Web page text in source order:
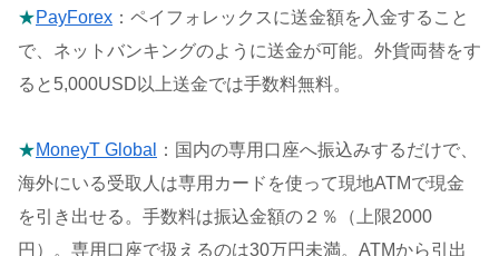
★PayForex ：ペイフォレックスに送金額を入金すること
で、ネットバンキングのように送金が可能。外貨両替をす
ると5,000USD以上送金では手数料無料。
★MoneyT Global
：国内の専用口座へ振込みするだけで、
海外にいる受取人は専用カードを使って現地ATMで現金
を引き出せる。手数料は振込金額の２％（上限2000
円）。専用口座で扱えるのは30万円未満。ATMから引出